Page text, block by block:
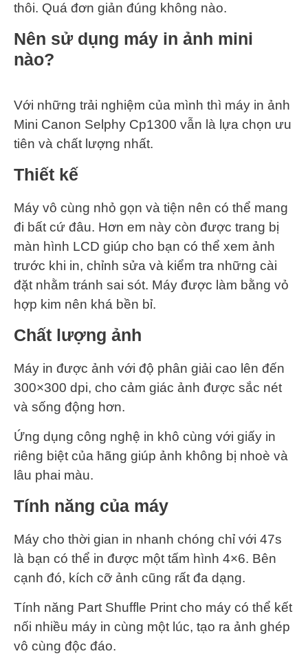
thôi. Quá đơn giản đúng không nào.
Nên sử dụng máy in ảnh mini
nào?
Với những trải nghiệm của mình thì máy in ảnh
Mini Canon Selphy Cp1300 vẫn là lựa chọn ưu
tiên và chất lượng nhất.
Thiết kế
Máy vô cùng nhỏ gọn và tiện nên có thể mang
đi bất cứ đâu. Hơn em này còn được trang bị
màn hình LCD giúp cho bạn có thể xem ảnh
trước khi in, chỉnh sửa và kiểm tra những cài
đặt nhằm tránh sai sót. Máy được làm bằng vỏ
hợp kim nên khá bền bỉ.
Chất lượng ảnh
Máy in được ảnh với độ phân giải cao lên đến
300×300 dpi, cho cảm giác ảnh được sắc nét
và sống động hơn.
Ứng dụng công nghệ in khô cùng với giấy in
riêng biệt của hãng giúp ảnh không bị nhoè và
lâu phai màu.
Tính năng của máy
Máy cho thời gian in nhanh chóng chỉ với 47s
là bạn có thể in được một tấm hình 4×6. Bên
cạnh đó, kích cỡ ảnh cũng rất đa dạng.
Tính năng Part Shuffle Print cho máy có thể kết
nối nhiều máy in cùng một lúc, tạo ra ảnh ghép
vô cùng độc đáo.